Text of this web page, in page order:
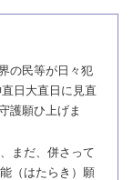
の民等が日々犯
日大直日に見直
護願ひ上げま
まだ、併さって
（はたらき）願